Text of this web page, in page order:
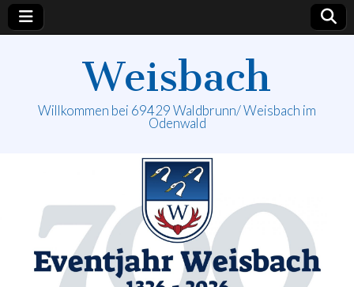
Weisbach
Willkommen bei 69429 Waldbrunn/ Weisbach im
Odenwald